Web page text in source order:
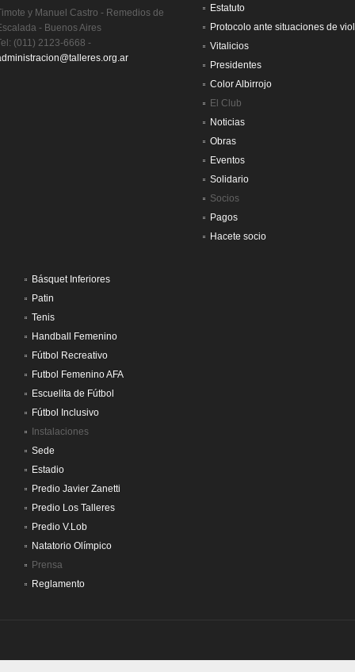
y Manuel Castro - Remedios de
- Buenos Aires
(011) 2123-6668 -
Estatuto
Protocolo ante situaciones de
Vitalicios
Presidentes
Color Albirrojo
El Club
Noticias
Obras
Eventos
Solidario
Socios
Pagos
Hacete socio
Básquet Inferiores
Patin
Tenis
Handball Femenino
Fútbol Recreativo
Futbol Femenino AFA
Escuelita de Fútbol
Fútbol Inclusivo
Instalaciones
Sede
Estadio
Predio Javier Zanetti
Predio Los Talleres
Predio V.Lob
Natatorio Olímpico
Prensa
Reglamento